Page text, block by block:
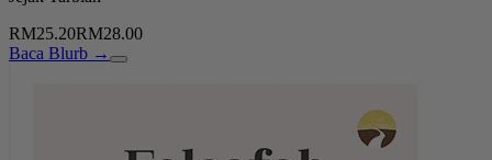
RM25.20RM28.00
Baca Blurb →